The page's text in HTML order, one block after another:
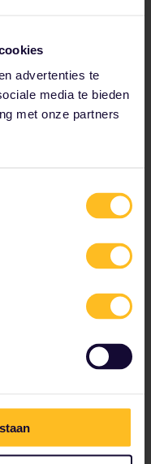
advertenties te
media te bieden
met onze partners
-kosten
en